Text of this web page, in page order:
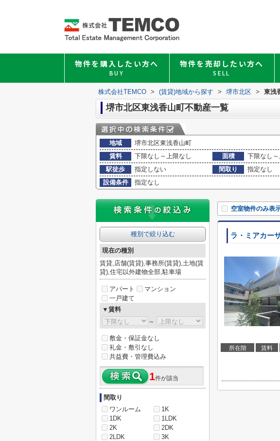
物件を購入したい方へ
BUY
物件を売却したい方へ
SELL
株式会社TEMCO > (賃貸)地域から探す > 堺市北区 > 東浅
堺市北区東浅香山町不動産一覧
地域
堺市北区東浅香山町
賃料
下限なし～上限なし 面積 下限なし
駅徒歩
指定しない 間取り
指定なし
設備条件
指定なし
空室物件のみ表
ラ・ミアカー
所在階 賃料
種別で絞り込む
現在の種別
賃貸,店舗(賃貸),事務所(賃貸),土地(賃
貸),住宅以外建物全部,駐車場
アパート
マンション
一戸建て
▼賃料
～
敷金・保証金なし
礼金・敷引なし
共益費・管理費込み
1件が該当
間取り
ワンルーム
1K
1DK
1LDK
2K
2DK
2LDK
3K